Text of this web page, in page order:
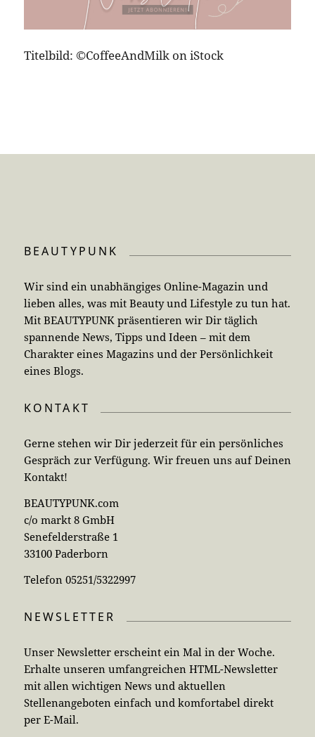
Titelbild: ©CoffeeAndMilk on iStock
BEAUTYPUNK
Wir sind ein unabhängiges Online-Magazin und
lieben alles, was mit Beauty und Lifestyle zu tun hat.
Mit BEAUTYPUNK präsentieren wir Dir täglich
spannende News, Tipps und Ideen – mit dem
Charakter eines Magazins und der Persönlichkeit
eines Blogs.
KONTAKT
Gerne stehen wir Dir jederzeit für ein persönliches
Gespräch zur Verfügung. Wir freuen uns auf Deinen
Kontakt!
BEAUTYPUNK.com
c/o markt 8 GmbH
Senefelderstraße 1
33100 Paderborn
Telefon 05251/5322997
NEWSLETTER
Unser Newsletter erscheint ein Mal in der Woche.
Erhalte unseren umfangreichen HTML-Newsletter
mit allen wichtigen News und aktuellen
Stellenangeboten einfach und komfortabel direkt
per E-Mail.